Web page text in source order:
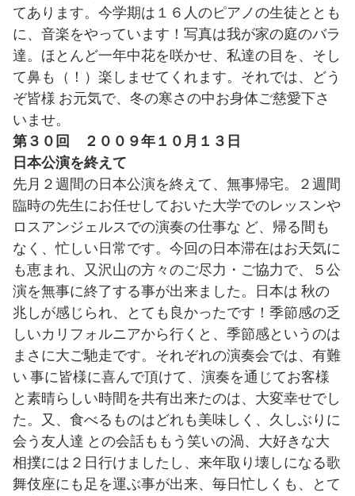
てあります。今学期は１６人のピアノの生徒ととも
に、音楽をやっています！写真は我が家の庭のバラ
達。ほとんど一年中花を咲かせ、私達の目を、そし
て鼻も（！）楽しませてくれます。それでは、どう
ぞ皆様 お元気で、冬の寒さの中お身体ご慈愛下さ
いませ。
第３０回 ２００９年１０月１３日
日本公演を終えて
先月２週間の日本公演を終えて、無事帰宅。２週間
臨時の先生にお任せしておいた大学でのレッスンや
ロスアンジェルスでの演奏の仕事な ど、帰る間も
なく、忙しい日常です。今回の日本滞在はお天気に
も恵まれ、又沢山の方々のご尽力・ご協力で、５公
演を無事に終了する事が出来ました。日本は 秋の
兆しが感じられ、とても良かったです！季節感の乏
しいカリフォルニアから行くと、季節感というのは
まさに大ご馳走です。それぞれの演奏会では、有難
い 事に皆様に喜んで頂けて、演奏を通じてお客様
と素晴らしい時間を共有出来たのは、大変幸せでし
た。又、食べるものはどれも美味しく、久しぶりに
会う友人達 との会話ももう笑いの渦、大好きな大
相撲には２日行けましたし、来年取り壊しになる歌
舞伎座にも足を運ぶ事が出来、毎日忙しくも、とて